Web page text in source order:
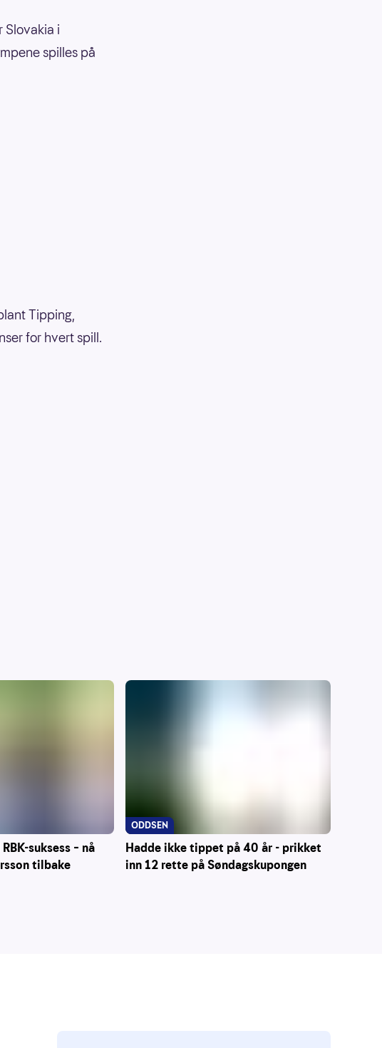
Slovakia i
spilles på
Tipping,
for hvert spill.
suksess – nå
tilbake
Hadde ikke tippet på 40 år - prikket
inn 12 rette på Søndagskupongen
ODDSEN